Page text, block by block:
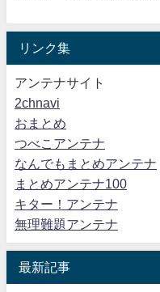
リンク集
アンテナサイト
2chnavi
おまとめ
つべこアンテナ
なんでもまとめアンテナ
まとめアンテナ100
キター！アンテナ
無理難題アンテナ
最新記事